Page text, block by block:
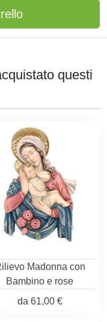
questi
Madonna con
Bambino e rose
da 61,00 €